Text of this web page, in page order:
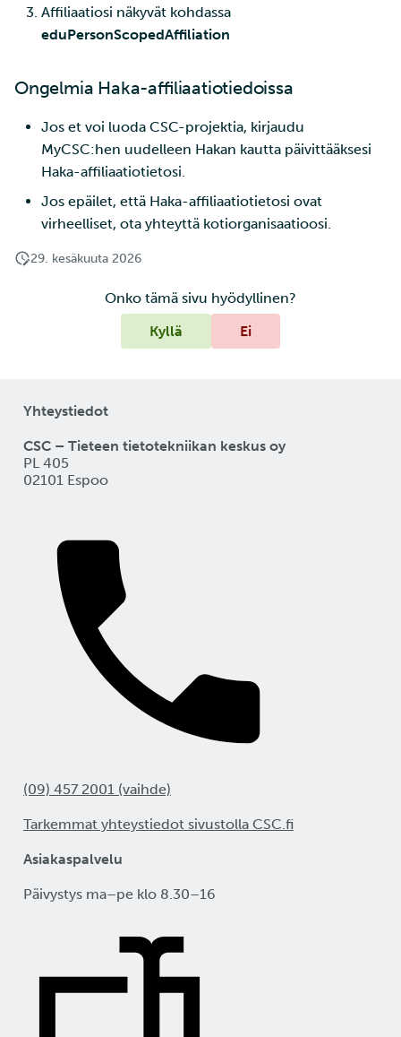
Affiliaatiosi näkyvät kohdassa
eduPersonScopedAffiliation
Ongelmia Haka-affiliaatiotiedoissa
Jos et voi luoda CSC-projektia, kirjaudu
MyCSC:hen uudelleen Hakan kautta päivittääksesi
Haka-affiliaatiotietosi.
Jos epäilet, että Haka-affiliaatiotietosi ovat
virheelliset, ota yhteyttä kotiorganisaatioosi.
29. kesäkuuta 2026
Onko tämä sivu hyödyllinen?
Kyllä
Ei
Yhteystiedot
CSC – Tieteen tietotekniikan keskus oy
PL 405
02101 Espoo
(09) 457 2001 (vaihde)
Tarkemmat yhteystiedot sivustolla CSC.fi
Asiakaspalvelu
Päivystys ma–pe klo 8.30–16